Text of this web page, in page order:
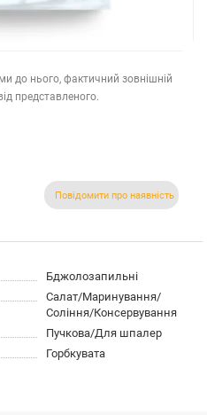
до нього, фактичний зовнішній
представленого.
Повідомити про наявність
Бджолозапильні
Салат/Маринування/
Соління/Консервування
Пучкова/Для шпалер
Горбкувата